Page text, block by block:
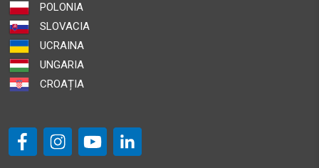
POLONIA
SLOVACIA
UCRAINA
UNGARIA
CROAȚIA